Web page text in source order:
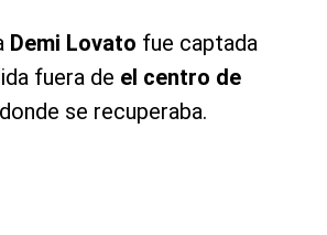
Demi Lovato fue captada
fuera de el centro de
donde se recuperaba.